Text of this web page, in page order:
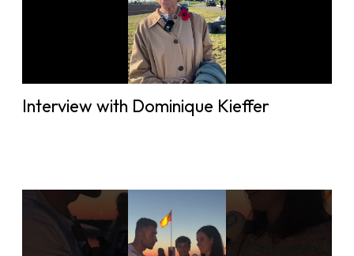
Interview with Dominique Kieffer